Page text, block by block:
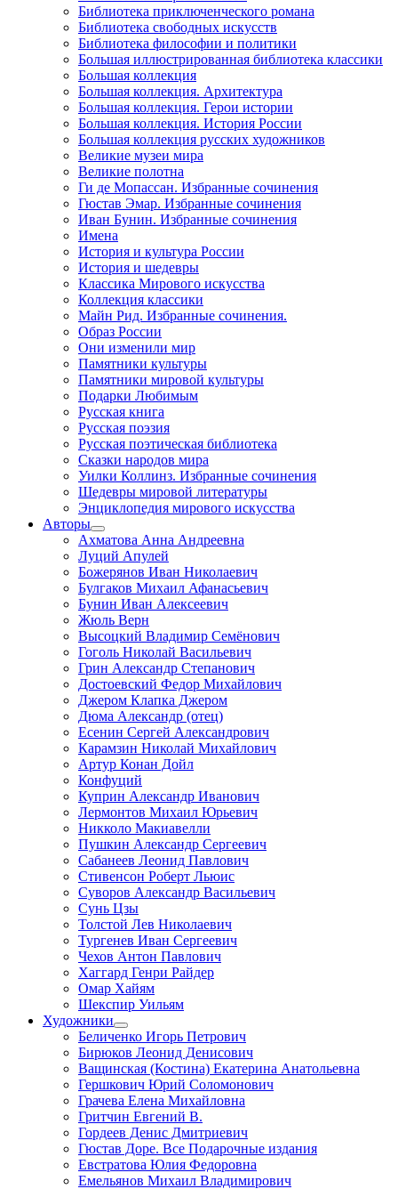
Библиотека приключенческого романа
Библиотека свободных искусств
Библиотека философии и политики
Большая иллюстрированная библиотека классики
Большая коллекция
Большая коллекция. Архитектура
Большая коллекция. Герои истории
Большая коллекция. История России
Большая коллекция русских художников
Великие музеи мира
Великие полотна
Ги де Мопассан. Избранные сочинения
Гюстав Эмар. Избранные сочинения
Иван Бунин. Избранные сочинения
Имена
История и культура России
История и шедевры
Классика Мирового искусства
Коллекция классики
Майн Рид. Избранные сочинения.
Образ России
Они изменили мир
Памятники культуры
Памятники мировой культуры
Подарки Любимым
Русская книга
Русская поэзия
Русская поэтическая библиотека
Сказки народов мира
Уилки Коллинз. Избранные сочинения
Шедевры мировой литературы
Энциклопедия мирового искусства
Авторы
Ахматова Анна Андреевна
Луций Апулей
Божерянов Иван Николаевич
Булгаков Михаил Афанасьевич
Бунин Иван Алексеевич
Жюль Верн
Высоцкий Владимир Семёнович
Гоголь Николай Васильевич
Грин Александр Степанович
Достоевский Федор Михайлович
Джером Клапка Джером
Дюма Александр (отец)
Есенин Сергей Александрович
Карамзин Николай Михайлович
Артур Конан Дойл
Конфуций
Куприн Александр Иванович
Лермонтов Михаил Юрьевич
Никколо Макиавелли
Пушкин Александр Сергеевич
Сабанеев Леонид Павлович
Стивенсон Роберт Льюис
Суворов Александр Васильевич
Сунь Цзы
Толстой Лев Николаевич
Тургенев Иван Сергеевич
Чехов Антон Павлович
Хаггард Генри Райдер
Омар Хайям
Шекспир Уильям
Художники
Беличенко Игорь Петрович
Бирюков Леонид Денисович
Ващинская (Костина) Екатерина Анатольевна
Гершкович Юрий Соломонович
Грачева Елена Михайловна
Гритчин Евгений В.
Гордеев Денис Дмитриевич
Гюстав Доре. Все Подарочные издания
Евстратова Юлия Федоровна
Емельянов Михаил Владимирович